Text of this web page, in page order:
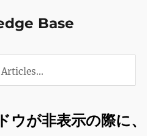
Base
ウが非表示の際に、